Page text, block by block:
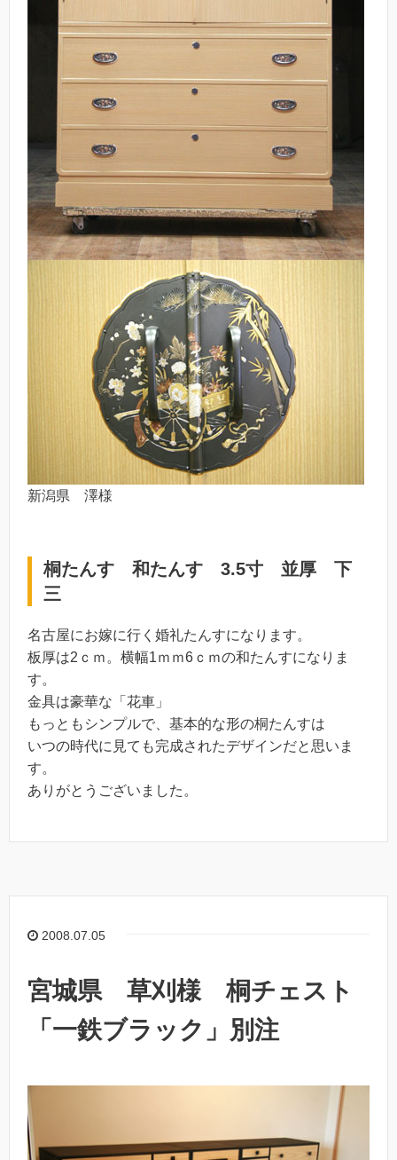
新潟県 澤様
桐たんす 和たんす 3.5寸 並厚 下
三
名古屋にお嫁に行く婚礼たんすになります。
板厚は2ｃｍ。横幅1ｍｍ6ｃｍの和たんすになりま
す。
金具は豪華な「花車」
もっともシンプルで、基本的な形の桐たんすは
いつの時代に見ても完成されたデザインだと思いま
す。
ありがとうございました。
2008.07.05
宮城県 草刈様 桐チェスト
「一鉄ブラック」別注